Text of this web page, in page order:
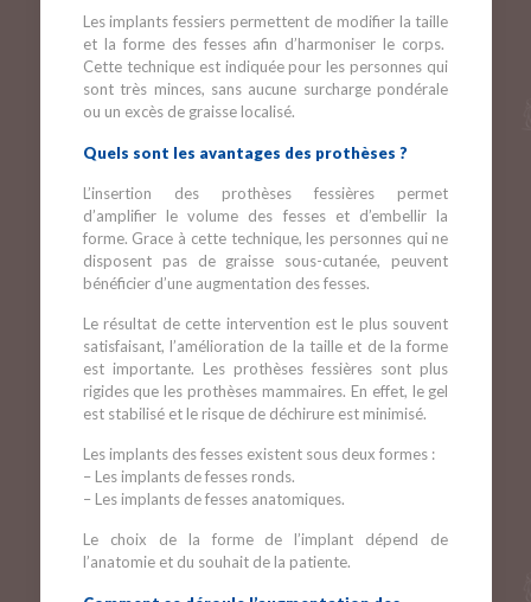
Les implants fessiers permettent de modifier la taille
et la forme des fesses afin d’harmoniser le corps.
Cette technique est indiquée pour les personnes qui
sont très minces, sans aucune surcharge pondérale
ou un excès de graisse localisé.
Quels sont les avantages des prothèses ?
L’insertion des prothèses fessières permet
d’amplifier le volume des fesses et d’embellir la
forme. Grace à cette technique, les personnes qui ne
disposent pas de graisse sous-cutanée, peuvent
bénéficier d’une augmentation des fesses.
Le résultat de cette intervention est le plus souvent
satisfaisant, l’amélioration de la taille et de la forme
est importante. Les prothèses fessières sont plus
rigides que les prothèses mammaires. En effet, le gel
est stabilisé et le risque de déchirure est minimisé.
Les implants des fesses existent sous deux formes :
– Les implants de fesses ronds.
– Les implants de fesses anatomiques.
Le choix de la forme de l’implant dépend de
l’anatomie et du souhait de la patiente.